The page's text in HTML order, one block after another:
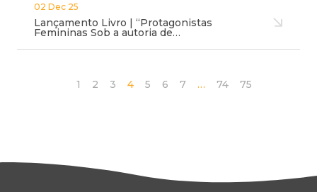
02 Dec 25
Lançamento Livro | “Protagonistas
Femininas Sob a autoria de…
1 2 3 4 5 6 7 … 74 75